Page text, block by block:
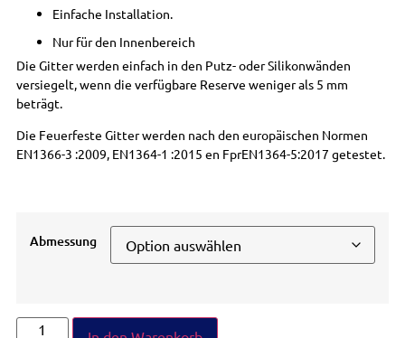
Einfache Installation.
Nur für den Innenbereich
Die Gitter werden einfach in den Putz- oder Silikonwänden
versiegelt, wenn die verfügbare Reserve weniger als 5 mm
beträgt.
Die Feuerfeste Gitter werden nach den europäischen Normen
EN1366-3 :2009, EN1364-1 :2015 en FprEN1364-5:2017 getestet.
Abmessung